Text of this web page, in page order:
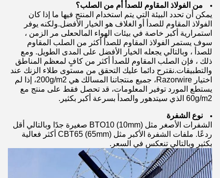
من الفولاذ المقاوم للصدأ أم من الصلب؟
يمكن أن تحدد البيئة التي يتم استخدام المنتج فيها ما إذا كان
الفولاذ المقاوم للصدأ أو الغلاف هو الخيار الأفضل.ولكنه يوفر
استمرارية أكبر خاصة في بيئات الهواء المالحعلى مر الزمن ،
سوف يستمر الفولاذ المقاوم للصدأ أكثر من الصلب المقاوم
للصدأ ، وبالتالي يجعله الخيار الأفضل على المدى الطويل. ومع
ذلك ، فإن الصلب المقاوم للصدأ أكثر من كافٍ لمعظم المناطق
والتطبيقات.نقترح دائما عليك التحقق من مستوى طلاء الزنك عند
اختيار Razorwire، جميع منتجاتنا المسالك هي 200g/m2، إذا لم
يستطع المورد توفير المعلومات، قد تحصل فقط على منتج مع
60g/m2 الذي سيتدهور والصدأ بسرعة أكبر بكثير.
نوع الشفرة
الشفرات الأصغر مثل BTO10 (10mm) صغيرة جدًا وبالتالي أقل
ردعًا. ملفات الشفرة الأكبر مثل CBT65 (65mm) أكثر فعالية
بكثير وبالتالي تنعكس في السعر.